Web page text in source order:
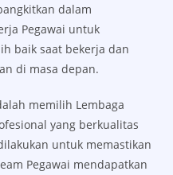
dalam
Pegawai untuk
baik saat bekerja dan
di masa depan.
memilih Lembaga
yang berkualitas
untuk memastikan
Pegawai mendapatkan